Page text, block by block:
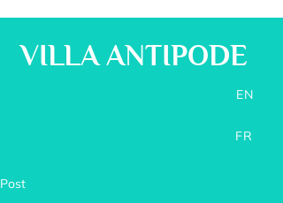
VILLA ANTIPODE
EN
FR
Post